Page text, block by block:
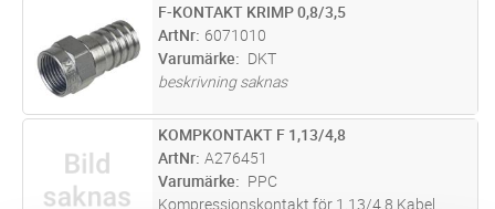
ST Lägg i kundvagn
F-KONTAKT KRIMP 0,8/3,5
ArtNr 6071010
Varumärke
DKT
beskrivning saknas
ST Lägg i kundvagn
KOMPKONTAKT F 1,13/4,8
ArtNr A276451
Varumärke
PPC
Kompressionskontakt för 1,13/4,8 Kabel